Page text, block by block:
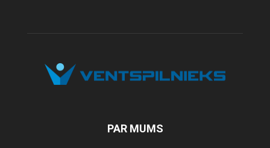
PAR MUMS